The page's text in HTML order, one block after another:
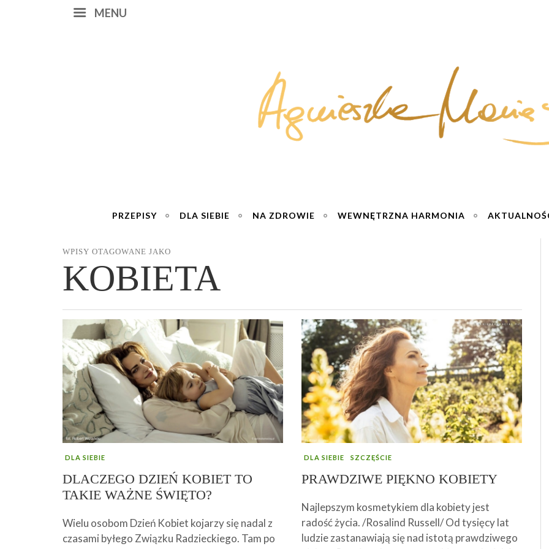
MENU
PRZEPISY
WIELKANOCNA BABKA DROŻDŻOWA –
„TRZYGODZINNA”
BABKA WIELKANOCNA
„DWUNASTOGODZINNA”
DLA SIEBIE
„PRZEMIANA” PODRÓŻ DO SIŁY I
WOLNOŚCI :)
ENERGIA DNI TYGODNIA – JAK JĄ
WYKORZYSTAĆ W ŻYCIU OSOBISTYM I
ZAWODOWYM?
NA ZDROWIE
GENIALNY ZAKWAS Z BURAKÓW DOMOWEJ
ROBOTY – WZMACNIA KREW I ODPORNOŚĆ
WZMACNIAJĄCY ODPORNOŚĆ SYROP Z
MNISZKA LEKARSKIEGO – ZDROWIE W
SŁOICZKU :)
WEWNĘTRZNA HARMONIA
AFIRMACJE – TWORZENIE DOBREGO
ŻYCIA!
OCZYŚCIĆ SWOJE ŻYCIE I DOMOWĄ
PRZESTRZEŃ, CZYLI JAK PORADZIĆ SOBIE Z
BAŁAGANEM?
WPISY OTAGOWANE JAKO
KOBIETA
DLA SIEBIE
DLACZEGO DZIEŃ KOBIET TO
TAKIE WAŻNE ŚWIĘTO?
Wielu osobom Dzień Kobiet kojarzy się nadal z
czasami byłego Związku Radzieckiego. Tam po
DLA SIEBIE SZCZĘŚCIE
PRAWDZIWE PIĘKNO KOBIETY
Najlepszym kosmetykiem dla kobiety jest
radość życia. /Rosalind Russell/ Od tysięcy lat
ludzie zastanawiają się nad istotą prawdziwego